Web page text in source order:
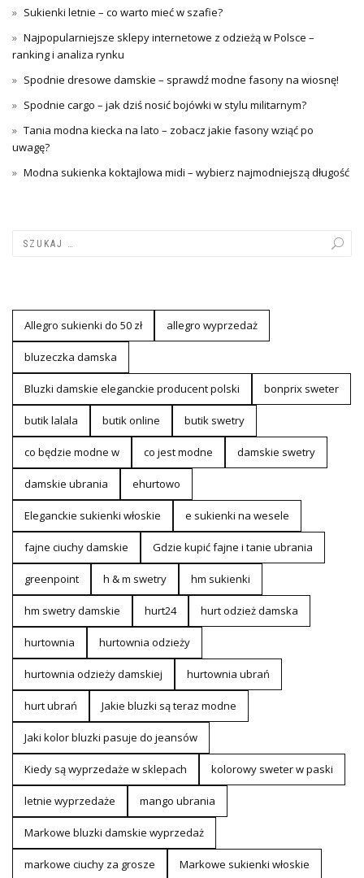
Sukienki letnie – co warto mieć w szafie?
Najpopularniejsze sklepy internetowe z odzieżą w Polsce –
ranking i analiza rynku
Spodnie dresowe damskie – sprawdź modne fasony na wiosnę!
Spodnie cargo – jak dziś nosić bojówki w stylu militarnym?
Tania modna kiecka na lato – zobacz jakie fasony wziąć po
uwagę?
Modna sukienka koktajlowa midi – wybierz najmodniejszą długość
Allegro sukienki do 50 zł allegro wyprzedaż
bluzeczka damska
Bluzki damskie eleganckie producent polski bonprix sweter
butik lalala butik online butik swetry
co będzie modne w co jest modne damskie swetry
damskie ubrania ehurtowo
Eleganckie sukienki włoskie e sukienki na wesele
fajne ciuchy damskie Gdzie kupić fajne i tanie ubrania
greenpoint h & m swetry hm sukienki
hm swetry damskie hurt24 hurt odzież damska
hurtownia hurtownia odzieży
hurtownia odzieży damskiej hurtownia ubrań
hurt ubrań Jakie bluzki są teraz modne
Jaki kolor bluzki pasuje do jeansów
Kiedy są wyprzedaże w sklepach kolorowy sweter w paski
letnie wyprzedaże mango ubrania
Markowe bluzki damskie wyprzedaż
markowe ciuchy za grosze Markowe sukienki włoskie